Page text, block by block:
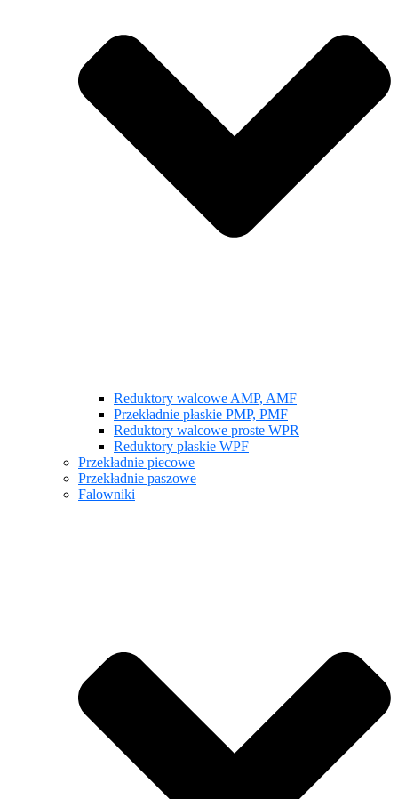
Reduktory walcowe AMP, AMF
Przekładnie płaskie PMP, PMF
Reduktory walcowe proste WPR
Reduktory płaskie WPF
Przekładnie piecowe
Przekładnie paszowe
Falowniki